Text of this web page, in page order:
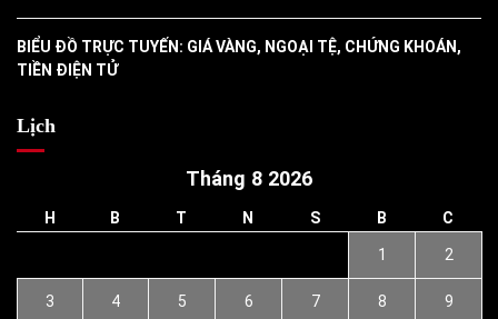
BIỂU ĐỒ TRỰC TUYẾN: GIÁ VÀNG, NGOẠI TỆ, CHỨNG KHOÁN,
TIỀN ĐIỆN TỬ
Lịch
Tháng 8 2026
H B T N S B C
1 2
3 4 5 6 7 8 9